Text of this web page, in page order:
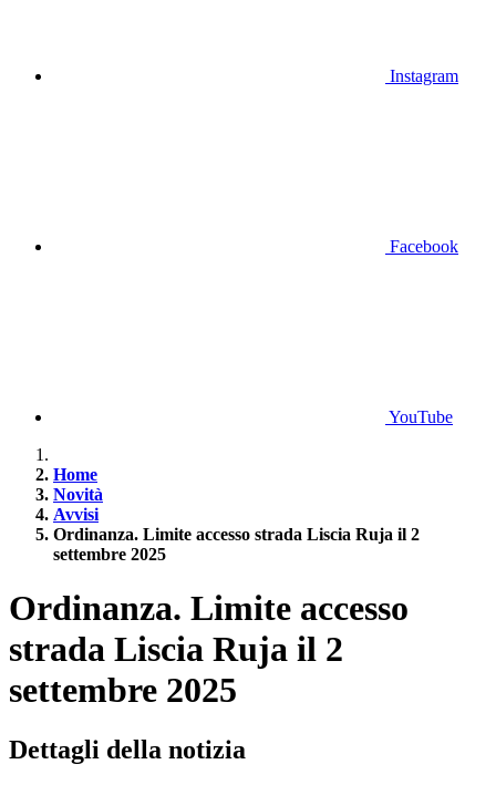
Instagram
Facebook
YouTube
Home
Novità
Avvisi
Ordinanza. Limite accesso strada Liscia Ruja il 2
settembre 2025
Ordinanza. Limite accesso
strada Liscia Ruja il 2
settembre 2025
Dettagli della notizia